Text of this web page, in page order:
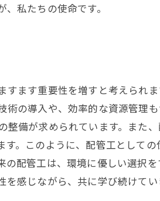
私たちの使命です。
ます重要性を増すと考えられ
の導入や、効率的な資源管理
備が求められています。また
。このように、配管工として
配管工は、環境に優しい選択
感じながら、共に学び続けてい